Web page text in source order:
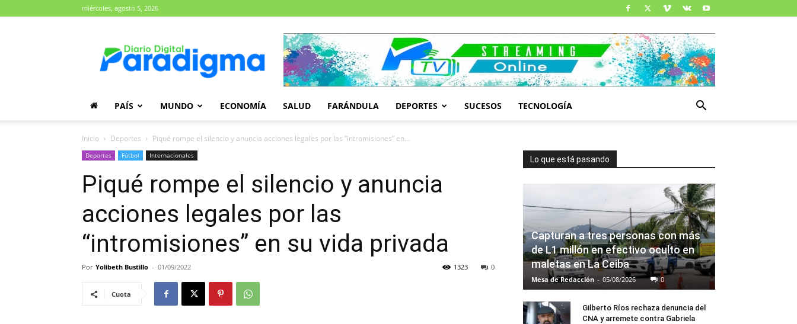
miércoles, agosto 5, 2026
Paradigma
PAÍS MUNDO ECONOMÍA SALUD FARÁNDULA DEPORTES SUCESOS TECNOLOGÍA
Inicio Deportes Piqué rompe el silencio y anuncia acciones legales por las “intromisiones” en...
Deportes Fútbol Internacionales
Piqué rompe el silencio y anuncia
acciones legales por las
“intromisiones” en su vida privada
Por Yolibeth Bustillo - 01/09/2022 0
1323
Cuota
Lo que está pasando
Capturan a tres personas con más
de L1 millón en efectivo oculto en
maletas en La Ceiba
Mesa de Redacción - 05/08/2026 0
Gilberto Ríos rechaza denuncia del
CNA y arremete contra Gabriela